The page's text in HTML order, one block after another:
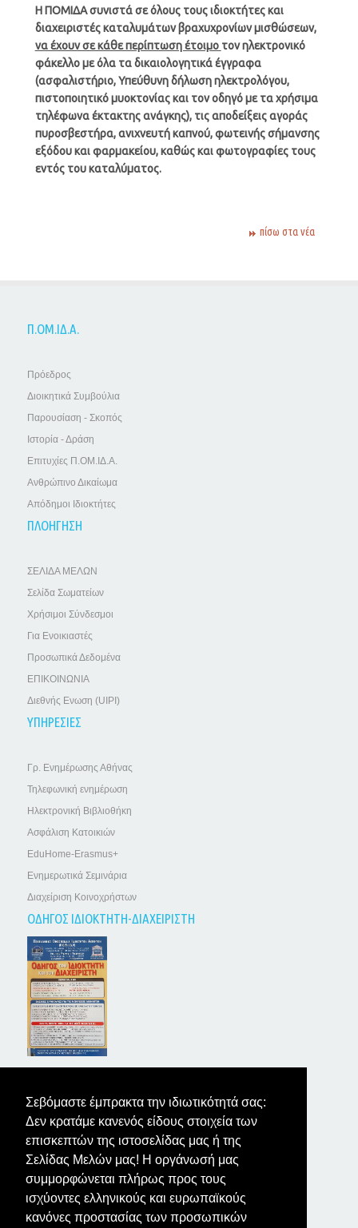
Σεβόμαστε έμπρακτα την ιδιωτικότητά σας:
Δεν κρατάμε κανενός είδους στοιχεία των
επισκεπτών της ιστοσελίδας μας ή της
Σελίδας Μελών μας! Η οργάνωσή μας
συμμορφώνεται πλήρως προς τους
ισχύοντες ελληνικούς και ευρωπαϊκούς
κανόνες προστασίας των προσωπικών
Η ΠΟΜΙΔΑ συνιστά σε όλους τους ιδιοκτήτες και
διαχειριστές καταλυμάτων βραχυχρονίων μισθώσεων,
να έχουν σε κάθε περίπτωση έτοιμο τον ηλεκτρονικό
φάκελλο με όλα τα δικαιολογητικά έγγραφα
(ασφαλιστήριο, Υπεύθυνη δήλωση ηλεκτρολόγου,
πιστοποιητικό μυοκτονίας και τον οδηγό με τα χρήσιμα
τηλέφωνα έκτακτης ανάγκης), τις αποδείξεις αγοράς
πυροσβεστήρα, ανιχνευτή καπνού, φωτεινής σήμανσης
εξόδου και φαρμακείου, καθώς και φωτογραφίες τους
εντός του καταλύματος.
πίσω στα νέα
Π.ΟΜ.ΙΔ.Α.
Πρόεδρος
Διοικητικά Συμβούλια
Παρουσίαση - Σκοπός
Ιστορία - Δράση
Επιτυχίες Π.ΟΜ.ΙΔ.Α.
Ανθρώπινο Δικαίωμα
Απόδημοι Ιδιοκτήτες
ΠΛΟΗΓΗΣΗ
ΣΕΛΙΔΑ ΜΕΛΩΝ
Σελίδα Σωματείων
Χρήσιμοι Σύνδεσμοι
Για Ενοικιαστές
Προσωπικά Δεδομένα
ΕΠΙΚΟΙΝΩΝΙΑ
Διεθνής Ενωση (UIPI)
ΥΠΗΡΕΣΙΕΣ
Γρ. Ενημέρωσης Αθήνας
Τηλεφωνική ενημέρωση
Ηλεκτρονική Βιβλιοθήκη
Ασφάλιση Κατοικιών
EduHome-Erasmus+
Ενημερωτικά Σεμινάρια
Διαχείριση Κοινοχρήστων
ΟΔΗΓΟΣ ΙΔΙΟΚΤΗΤΗ-ΔΙΑΧΕΙΡΙΣΤΗ
ΤΑ ΝΕΑ ΤΩΝ ΙΔΙΟΚΤΗΤΩΝ